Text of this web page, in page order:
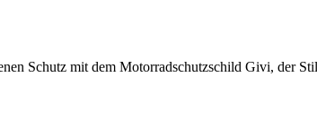
Schutz mit dem Motorradschutzschild Givi, der